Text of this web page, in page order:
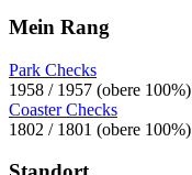
Mein Rang
Park Checks
1958 / 1957 (obere 100%)
Coaster Checks
1802 / 1801 (obere 100%)